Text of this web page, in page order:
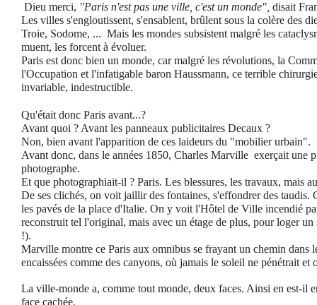
Dieu merci, "Paris n'est pas une ville, c'est un monde", disait
Les villes s'engloutissent, s'ensablent, brûlent sous la colère des
Troie, Sodome, ... Mais les mondes subsistent malgré les
muent, les forcent à évoluer.
Paris est donc bien un monde, car malgré les révolutions, la
l'Occupation et l'infatigable baron Haussmann, ce terrible
invariable, indestructible.
Qu'était donc Paris avant...?
Avant quoi ? Avant les panneaux publicitaires Decaux ?
Non, bien avant l'apparition de ces laideurs du "mobilier urbain".
Avant donc, dans le années 1850, Charles Marville exerçait une
photographe.
Et que photographiait-il ? Paris. Les blessures, les travaux, mais
De ses clichés, on voit jaillir des fontaines, s'effondrer des taudis.
les pavés de la place d'Italie. On y voit l'Hôtel de Ville incendié
reconstruit tel l'original, mais avec un étage de plus, pour loger
!).
Marville montre ce Paris aux omnibus se frayant un chemin dans
encaissées comme des canyons, où jamais le soleil ne pénétrait et
La ville-monde a, comme tout monde, deux faces. Ainsi en est-il
face cachée.